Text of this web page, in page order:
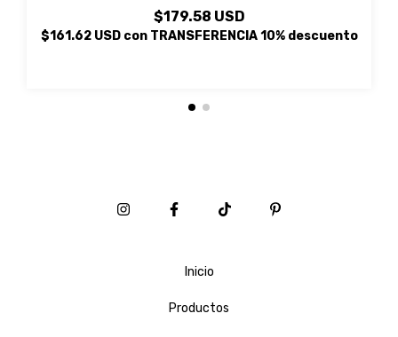
$179.58 USD
$161.62 USD con TRANSFERENCIA 10% descuento
Inicio
Productos